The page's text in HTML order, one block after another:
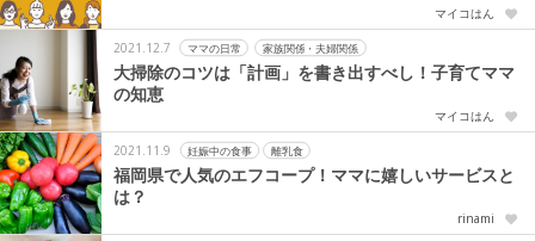
マイコはん
2021.12.7 ママの日常 家族関係・夫婦関係
大掃除のコツは「計画」を書き出すべし！子育てママ
の知恵
マイコはん
2021.11.9 妊娠中の食事 離乳食
福岡県で人気のエフコープ！ママに嬉しいサービスと
は？
rinami